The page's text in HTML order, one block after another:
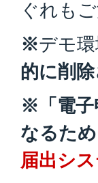
ぐれも
※デモ
的に削
※「電子
なるため
届出シ